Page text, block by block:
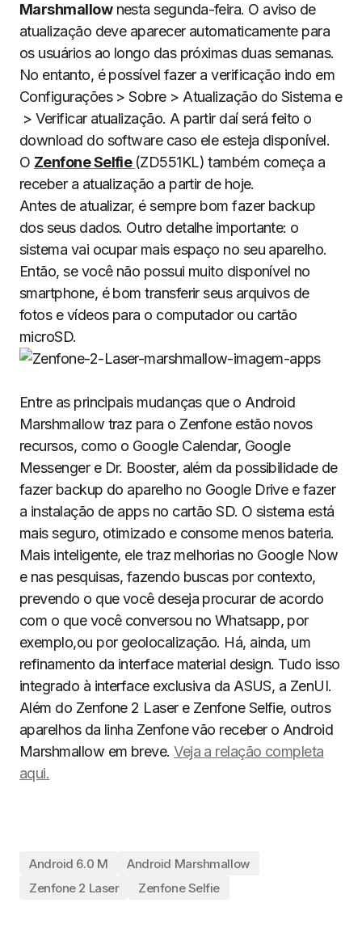
Marshmallownesta segunda-feira. O aviso de
atualização deve aparecer automaticamente para
os usuários ao longo das próximas duas semanas.
No entanto, é possível fazer a verificação indo em
Configurações > Sobre > Atualização do Sistema e
> Verificar atualização. A partir daí será feito o
download do software caso ele esteja disponível.
O Zenfone Selfie (ZD551KL) também começa a
receber a atualização a partir de hoje.
Antes de atualizar, é sempre bom fazer backup
dos seus dados. Outro detalhe importante: o
sistema vai ocupar mais espaço no seu aparelho.
Então, se você não possui muito disponível no
smartphone, é bom transferir seus arquivos de
fotos e vídeos para o computador ou cartão
microSD.
Entre as principais mudanças que o Android
Marshmallow traz para o Zenfone estão novos
recursos, como o Google Calendar, Google
Messenger e Dr. Booster, além da possibilidade de
fazer backup do aparelho no Google Drive e fazer
a instalação de apps no cartão SD. O sistema está
mais seguro, otimizado e consome menos bateria.
Mais inteligente, ele traz melhorias no Google Now
e nas pesquisas, fazendo buscas por contexto,
prevendo o que você deseja procurar de acordo
com o que você conversou no Whatsapp, por
exemplo,ou por geolocalização. Há, ainda, um
refinamento da interface material design. Tudo isso
integrado à interface exclusiva da ASUS, a ZenUI.
Além do Zenfone 2 Laser e Zenfone Selfie, outros
aparelhos da linha Zenfone vão receber o Android
Marshmallow em breve.Veja a relação completa
aqui.
Android 6.0 M
Android Marshmallow
Zenfone 2 Laser
Zenfone Selfie